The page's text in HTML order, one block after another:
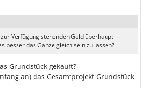
Verfügung stehenden Geld überhaupt
besser das Ganze gleich sein zu lassen?
Grundstück gekauft?
an) das Gesamtprojekt Grundstück